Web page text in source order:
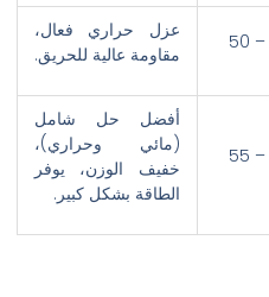
عزل حراري فعال،
مقاومة عالية للحريق.
أفضل حل شامل
(مائي وحراري)،
خفيف الوزن، يوفر
الطاقة بشكل كبير.